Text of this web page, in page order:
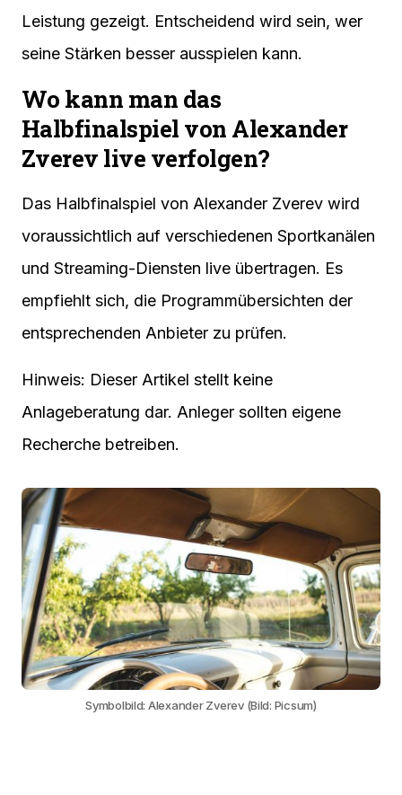
Leistung gezeigt. Entscheidend wird sein, wer
seine Stärken besser ausspielen kann.
Wo kann man das
Halbfinalspiel von Alexander
Zverev live verfolgen?
Das Halbfinalspiel von Alexander Zverev wird
voraussichtlich auf verschiedenen Sportkanälen
und Streaming-Diensten live übertragen. Es
empfiehlt sich, die Programmübersichten der
entsprechenden Anbieter zu prüfen.
Hinweis: Dieser Artikel stellt keine
Anlageberatung dar. Anleger sollten eigene
Recherche betreiben.
Symbolbild: Alexander Zverev (Bild: Picsum)